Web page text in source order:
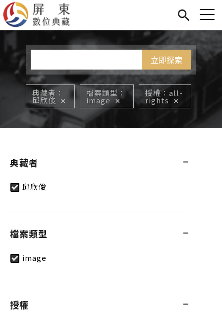
展覽
關於我們
Jump to Main content
您在這裡
典藏者
邱欣俊
檔案類型
image
授權 all-
rights
典藏者
邱欣俊
檔案類型
image
授權